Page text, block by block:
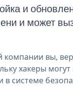
и
и может
вы,
хакеры
в системе